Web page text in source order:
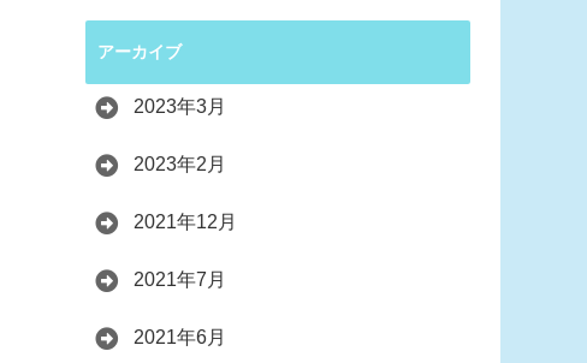
アーカイブ
2023年3月
2023年2月
2021年12月
2021年7月
2021年6月